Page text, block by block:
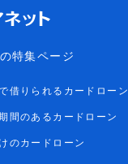
特集ページ
借りられるカードローン
間のあるカードローン
のカードローン